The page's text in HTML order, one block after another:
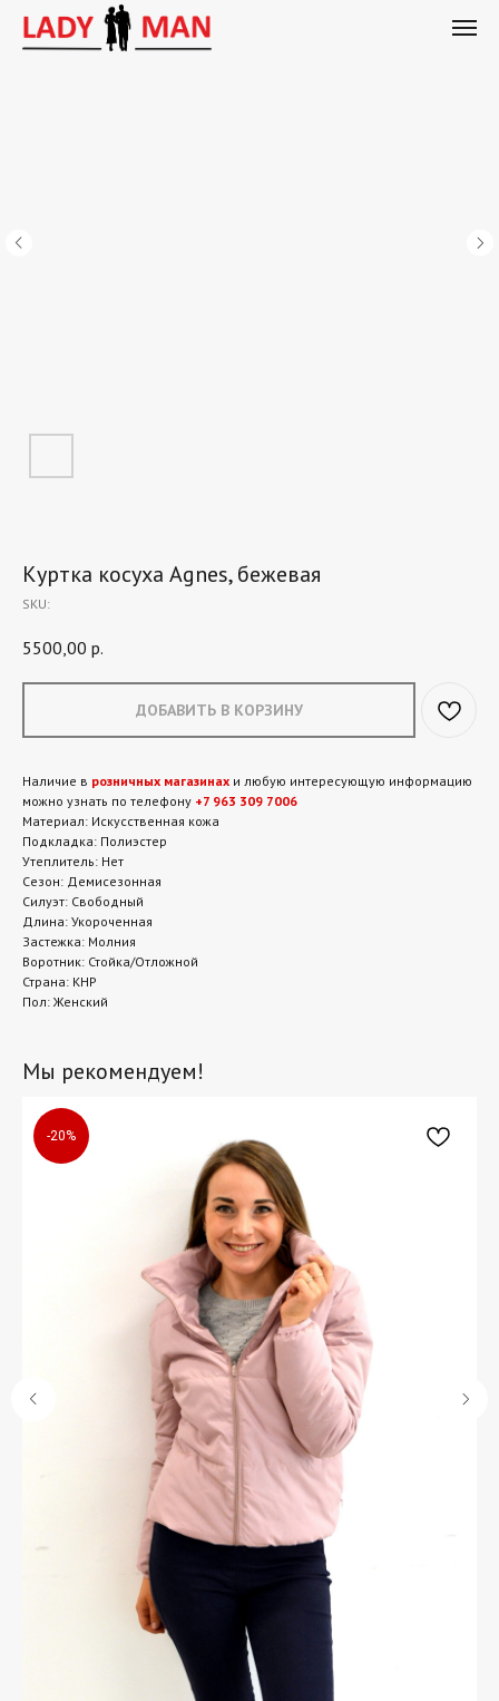
Куртка косуха Agnes, бежевая
SKU:
5500,00 р.
ДОБАВИТЬ В КОРЗИНУ
Наличие в розничных магазинах и любую интересующую информацию
можно узнать по телефону +7 963 309 7006
Материал: Искусственная кожа
Подкладка: Полиэстер
Утеплитель: Нет
Сезон: Демисезонная
Силуэт: Свободный
Длина: Укороченная
Застежка: Молния
Воротник: Стойка/Отложной
Страна: КНР
Пол: Женский
Мы рекомендуем!
-20%